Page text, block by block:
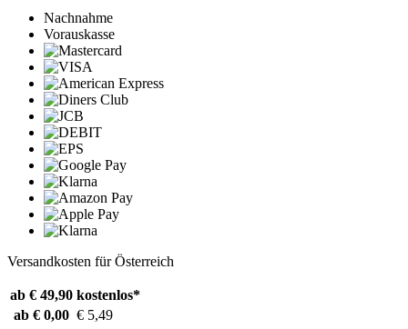
Nachnahme
Vorauskasse
Versandkosten für Österreich
ab € 49,90 kostenlos*
ab € 0,00 € 5,49